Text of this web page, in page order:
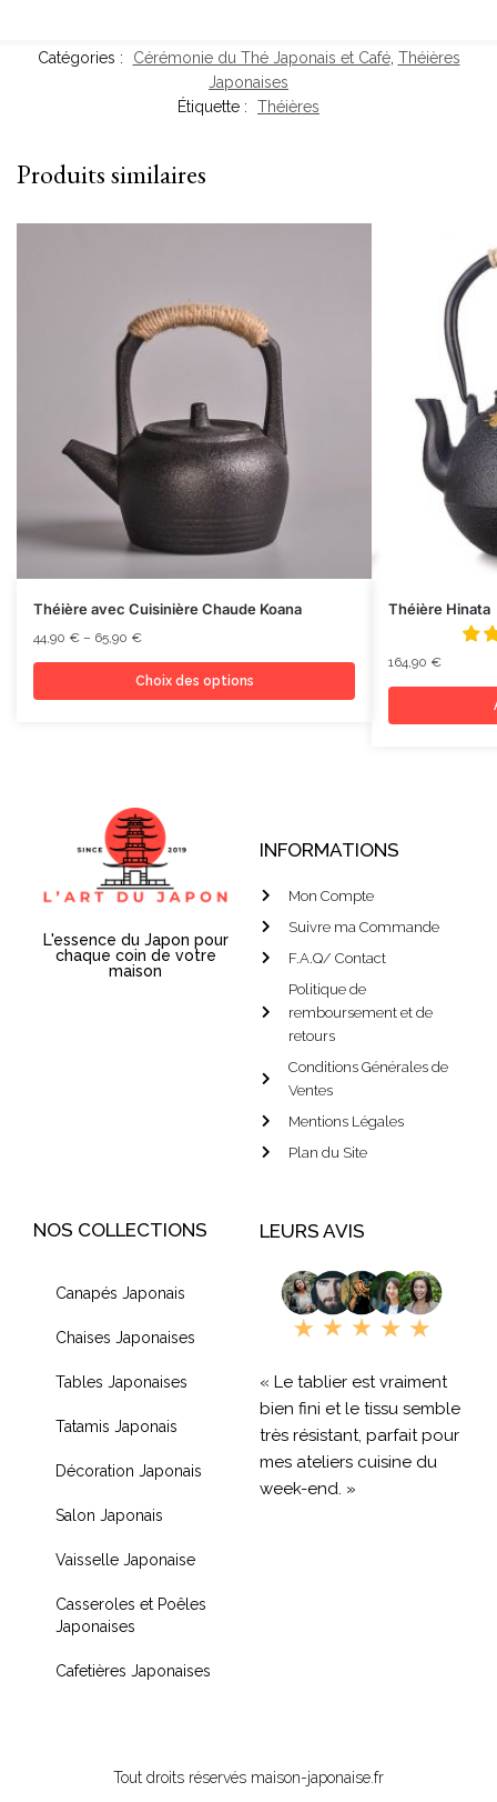
Catégories : Cérémonie du Thé Japonais et Café, Théières
Japonaises
Étiquette :
Théières
Produits similaires
Théière avec Cuisinière Chaude Koana
44,90 € – 65,90 €
Choix des options
Théière Hinata
164,90 €
L'essence du Japon pour
chaque coin de votre
maison
INFORMATIONS
Mon Compte
Suivre ma Commande
F.A.Q/ Contact
Politique de
remboursement et de
retours
Conditions Générales de
Ventes
Mentions Légales
Plan du Site
NOS COLLECTIONS
Canapés Japonais
Chaises Japonaises
Tables Japonaises
Tatamis Japonais
Décoration Japonais
Salon Japonais
Vaisselle Japonaise
Casseroles et Poêles
Japonaises
Cafetières Japonaises
LEURS AVIS
« Le tablier est vraiment
bien fini et le tissu semble
très résistant, parfait pour
mes ateliers cuisine du
week-end. »
Tout droits réservés maison-japonaise.fr